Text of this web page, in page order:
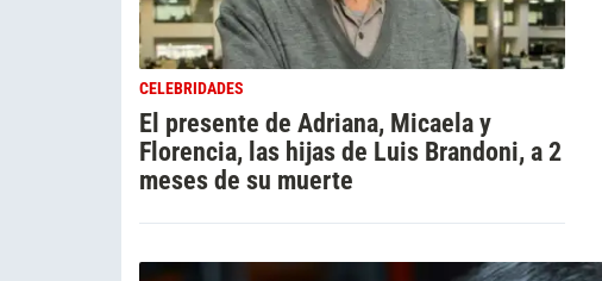
CELEBRIDADES
El presente de Adriana, Micaela y
Florencia, las hijas de Luis Brandoni, a 2
meses de su muerte